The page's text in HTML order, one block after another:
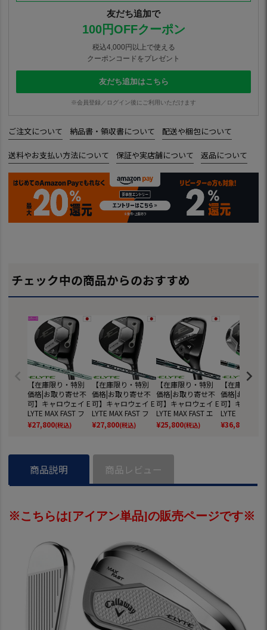
友だち追加で
100円OFFクーポン
税込4,000円以上で使える
クーポンコードをプレゼント
友だち追加はこちら
※会員登録／ログイン後にご利用いただけます
ご注文について 納品書・領収書について 配送や梱包について
送料やお支払い方法について 保証や実店舗について 返品について
チェック中の商品からのおすすめ
【在庫限り・特別
価格|お取り寄せ不
可】キャロウェイ E
LYTE MAX FAST フ
ェアウェイウッド
レディース 右用 LIN
規品 2025年モデル
ラブ
¥27,800(税込)
【在庫限り・特別
価格|お取り寄せ不
可】キャロウェイ E
LYTE MAX FAST フ
ェアウェイウッド
メンズ 右用 LIN-Q
25年モデル Callaw
¥27,800(税込)
【在庫限り・特別
価格|お取り寄せ不
可】キャロウェイ E
LYTE MAX FAST エ
リート ユーティリ
ティ メンズ 右用 LI
品 2025年モデル C
ブ
¥25,800(税込)
【在庫限り・
価格|お取り寄
可】キャロウ
LYTE ドライ
ンズ 右用
REEN 60 for
¥36,800
商品説明 商品レビュー
※こちらは[アイアン単品]の販売ページです※